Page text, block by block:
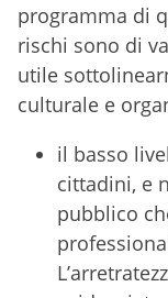
programma di
rischi sono di
utile
culturale e
il basso
cittadini, e
pubblico